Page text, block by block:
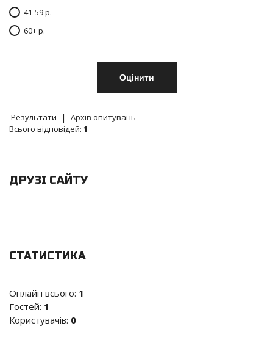
41-59 р.
60+ р.
Результати |
Архів опитувань
Всього відповідей: 1
ДРУЗІ САЙТУ
СТАТИСТИКА
Онлайн всього: 1
Гостей: 1
Користувачів: 0